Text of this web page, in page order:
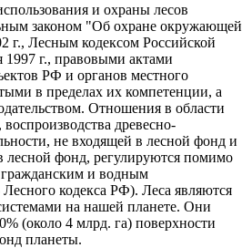
и охраны лесов
законом "Об охране окружающей
г., Лесным кодексом Российской
1997 г., правовыми актами
РФ и органов местного
в пределах их компетенции, а
Отношения в области
древесно-
не входящей в лесной фонд и
лесной фонд, регулируются помимо
и водным
Лесного кодекса РФ). Леса являются
на нашей планете. Они
(около 4 млрд. га) поверхности
планеты.